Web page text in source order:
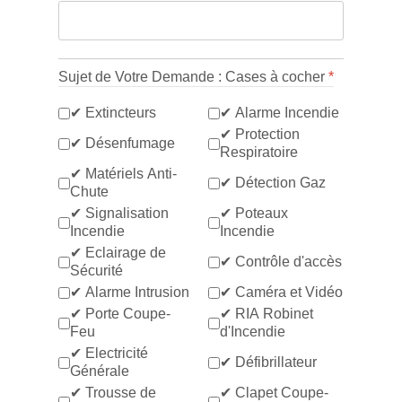
Sujet de Votre Demande : Cases à cocher *
✔ Extincteurs
✔ Alarme Incendie
✔ Désenfumage
✔ Protection
Respiratoire
✔ Matériels Anti-
Chute
✔ Détection Gaz
✔ Signalisation
Incendie
✔ Poteaux
Incendie
✔ Eclairage de
Sécurité
✔ Contrôle d'accès
✔ Alarme Intrusion
✔ Caméra et Vidéo
✔ Porte Coupe-
Feu
✔ RIA Robinet
d'Incendie
✔ Electricité
Générale
✔ Défibrillateur
✔ Trousse de
✔ Clapet Coupe-